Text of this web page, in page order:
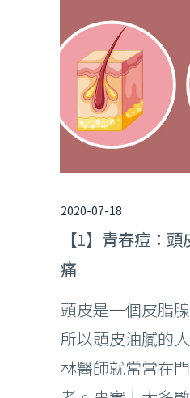
2020-07-18
【1】青春痘：
痛
頭皮是一個皮脂
所以頭皮油膩的
林醫師就常常在